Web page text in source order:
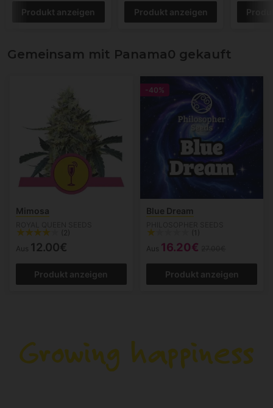
Produkt anzeigen Produkt anzeigen
Gemeinsam mit Panama0 gekauft
Mimosa
(2)
Aus 12.00€
Produkt anzeigen
-40%
Blue Dream
(1)
Aus 16.20€
Produkt anzeigen